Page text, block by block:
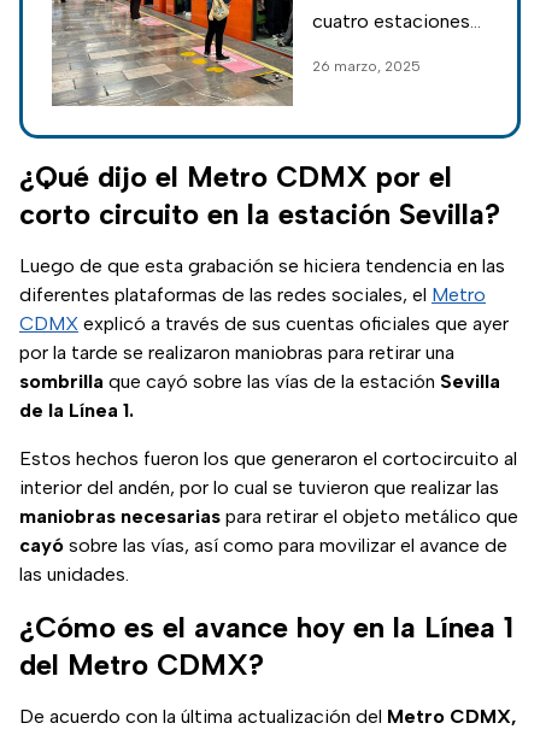
tras evaluación
Brugada
cuatro estaciones
Metro CDMX para
reapertura a finales
de marzo de este
2025; aquí los
detalles.
26 marzo, 2025
¿Qué dijo el Metro CDMX por el
corto circuito en la estación Sevilla?
Luego de que esta grabación se hiciera tendencia en las
diferentes plataformas de las redes sociales, el Metro
CDMX explicó a través de sus cuentas oficiales que ayer
por la tarde se realizaron maniobras para retirar una
sombrilla que cayó sobre las vías de la estación Sevilla
de la Línea 1.
Estos hechos fueron los que generaron el cortocircuito al
interior del andén, por lo cual se tuvieron que realizar las
maniobras necesarias para retirar el objeto metálico que
cayó sobre las vías, así como para movilizar el avance de
las unidades.
¿Cómo es el avance hoy en la Línea 1
del Metro CDMX?
De acuerdo con la última actualización del Metro CDMX,